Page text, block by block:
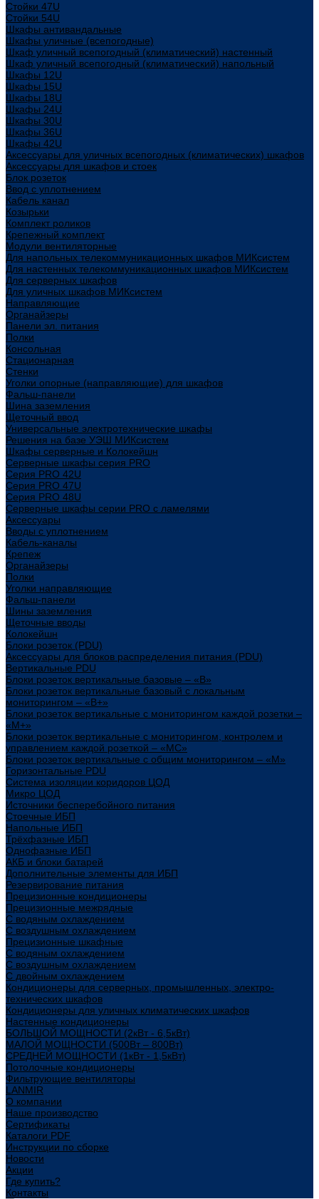
Стойки 47U
Стойки 54U
Шкафы антивандальные
Шкафы уличные (всепогодные)
Шкаф уличный всепогодный (климатический) настенный
Шкаф уличный всепогодный (климатический) напольный
Шкафы 12U
Шкафы 15U
Шкафы 18U
Шкафы 24U
Шкафы 30U
Шкафы 36U
Шкафы 42U
Аксессуары для уличных всепогодных (климатических) шкафов
Аксессуары для шкафов и стоек
Блок розеток
Ввод с уплотнением
Кабель канал
Козырьки
Комплект роликов
Крепежный комплект
Модули вентиляторные
Для напольных телекоммуникационных шкафов МИКсистем
Для настенных телекоммуникационных шкафов МИКсистем
Для серверных шкафов
Для уличных шкафов МИКсистем
Направляющие
Органайзеры
Панели эл. питания
Полки
Консольная
Стационарная
Стенки
Уголки опорные (направляющие) для шкафов
Фальш-панели
Шина заземления
Щеточный ввод
Универсальные электротехнические шкафы
Решения на базе УЭШ МИКсистем
Шкафы серверные и Колокейшн
Серверные шкафы серия PRO
Серия PRO 42U
Серия PRO 47U
Серия PRO 48U
Серверные шкафы серии PRO с ламелями
Аксессуары
Вводы с уплотнением
Кабель-каналы
Крепеж
Органайзеры
Полки
Уголки направляющие
Фальш-панели
Шины заземления
Щеточные вводы
Колокейшн
Блоки розеток (PDU)
Аксессуары для блоков распределения питания (PDU)
Вертикальные PDU
Блоки розеток вертикальные базовые – «В»
Блоки розеток вертикальные базовый с локальным
мониторингом – «В+»
Блоки розеток вертикальные с мониторингом каждой розетки –
«М+»
Блоки розеток вертикальные с мониторингом, контролем и
управлением каждой розеткой – «МС»
Блоки розеток вертикальные с общим мониторингом – «М»
Горизонтальные PDU
Система изоляции коридоров ЦОД
Микро ЦОД
Источники бесперебойного питания
Стоечные ИБП
Напольные ИБП
Трёхфазные ИБП
Однофазные ИБП
АКБ и блоки батарей
Дополнительные элементы для ИБП
Резервирование питания
Прецизионные кондиционеры
Прецизионные межрядные
С водяным охлаждением
С воздушным охлаждением
Прецизионные шкафные
С водяным охлаждением
С воздушным охлаждением
С двойным охлаждением
Кондиционеры для серверных, промышленных, электро-
технических шкафов
Кондиционеры для уличных климатических шкафов
Настенные кондиционеры
БОЛЬШОЙ МОЩНОСТИ (2кВт - 6,5кВт)
МАЛОЙ МОЩНОСТИ (500Вт – 800Вт)
СРЕДНЕЙ МОЩНОСТИ (1кВт - 1,5кВт)
Потолочные кондиционеры
Фильтрующие вентиляторы
LANMIR
О компании
Наше производство
Сертификаты
Каталоги PDF
Инструкции по сборке
Новости
Акции
Где купить?
Контакты